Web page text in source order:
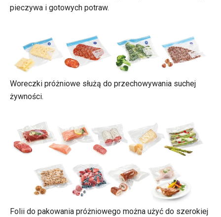
pieczywa i gotowych potraw.
Woreczki próżniowe służą do przechowywania suchej
żywności.
Folii do pakowania próżniowego można użyć do szerokiej